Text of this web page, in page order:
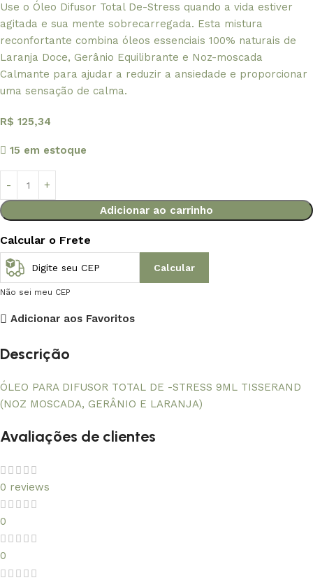
Use o Óleo Difusor Total De-Stress quando a vida estiver
agitada e sua mente sobrecarregada. Esta mistura
reconfortante combina óleos essenciais 100% naturais de
Laranja Doce, Gerânio Equilibrante e Noz-moscada
Calmante para ajudar a reduzir a ansiedade e proporcionar
uma sensação de calma.
R$ 125,34
15 em estoque
Adicionar ao carrinho
Calcular o Frete
Calcular
Não sei meu CEP
Adicionar aos Favoritos
Descrição
ÓLEO PARA DIFUSOR TOTAL DE -STRESS 9ML TISSERAND
(NOZ MOSCADA, GERÂNIO E LARANJA)
Avaliações de clientes
0 reviews
0
0